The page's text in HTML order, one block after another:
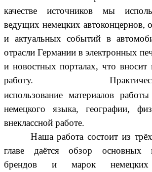
качестве источников мы
ведущих немецких автоконцернов,
и актуальных событий в
отрасли Германии в электронных
и новостных порталах, что
работу.
использование материалов
немецкого языка, географии,
внеклассной работе.
Наша работа состоит из трёх
главе даётся обзор основных
брендов и марок немецких